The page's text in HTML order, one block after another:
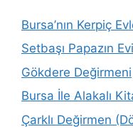
Bursa’nın Kerpiç
Setbaşı Papazın Evi
Gökdere Değirmeni
Bursa İle Alakalı
Çarklı Değirmen